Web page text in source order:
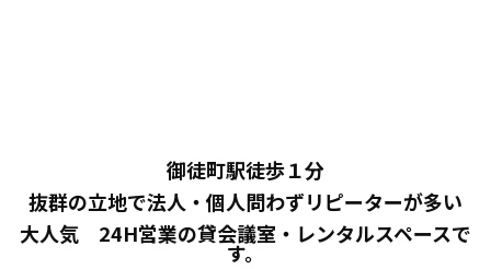
御徒町駅徒歩１分
抜群の立地で法人・個人問わずリピーターが多い
大人気 24H営業の貸会議室・レンタルスペースで
す。